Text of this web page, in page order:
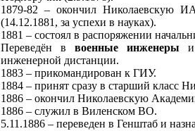
1879-82 – окончил Николаевскую
(14.12.1881, за успехи в науках).
1881 – состоял в распоряжении
Переведён в военные инженеры
инженерной дистанции.
1883 – прикомандирован к ГИУ.
1884 – принят сразу в старший класс
1886 – окончил Николаевскую
1886 – служил в Виленском ВО.
5.11.1886 – переведен в Генштаб и